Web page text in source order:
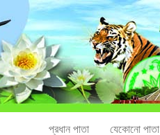
প্রধান পাতা যেকোনো পাতা